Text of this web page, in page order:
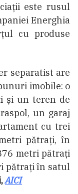
este rusul
Energhia
cu produse
separatist are
imobile: o
și un teren de
un garaj
cu trei
pătrați, în
metri pătrați
pătrați în satul
AICI